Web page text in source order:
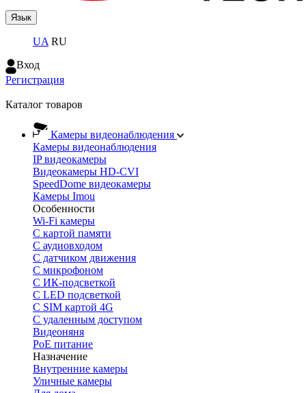
Язык
UA RU
Вход
Регистрация
Каталог товаров
Камеры видеонаблюдения
Камеры видеонаблюдения
IP видеокамеры
Видеокамеры HD-CVI
SpeedDome видеокамеры
Камеры Imou
Особенности
Wi-Fi камеры
С картой памяти
С аудиовходом
С датчиком движения
С микрофоном
С ИК-подсветкой
С LED подсветкой
C SIM картой 4G
C удаленным доступом
Видеоняня
PoE питание
Назначение
Внутренние камеры
Уличные камеры